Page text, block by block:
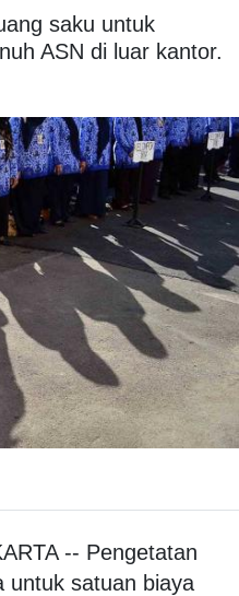
saku untuk
ASN di luar kantor.
-- Pengetatan
untuk satuan biaya